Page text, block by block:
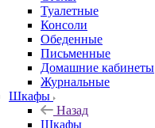
Туалетные
Консоли
Обеденные
Письменные
Домашние кабинеты
Журнальные
Шкафы
Назад
Шкафы